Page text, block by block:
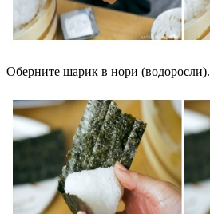
Оберните шарик в нори (водоросли).